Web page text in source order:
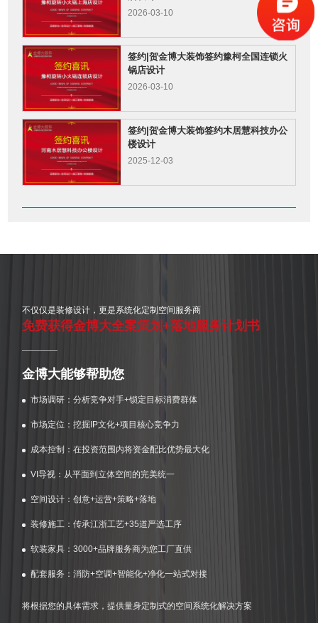
2026-03-10
签约|贺金博大装饰签约豫柯全国连锁火
锅店设计
2026-03-10
签约|贺金博大装饰签约木居慧科技办公
楼设计
2025-12-03
不仅仅是装修设计，更是系统化定制空间服务商
免费获得金博大全案策划+落地服务计划书
金博大能够帮助您
市场调研：分析竞争对手+锁定目标消费群体
市场定位：挖掘IP文化+项目核心竞争力
成本控制：在投资范围内将资金配比优势最大化
VI导视：从平面到立体空间的完美统一
空间设计：创意+运营+策略+落地
装修施工：传承江浙工艺+35道严选工序
软装家具：3000+品牌服务商为您工厂直供
配套服务：消防+空调+智能化+净化一站式对接
将根据您的具体需求，提供量身定制式的空间系统化解决方案